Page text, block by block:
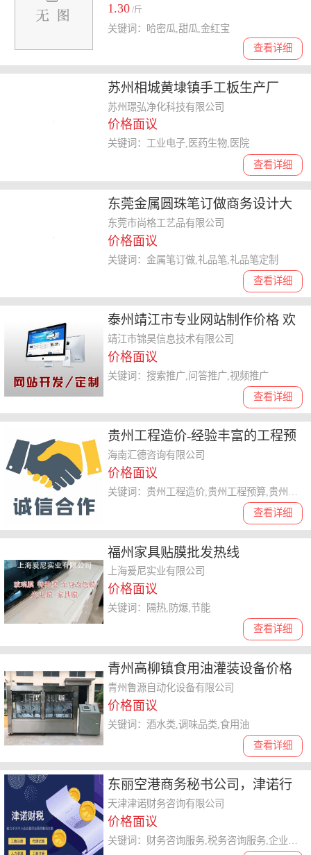
1.30 /斤
查看详细
关键词：哈密瓜,甜瓜,金红宝
苏州相城黄埭镇手工板生产厂
家，具体有什么用途——璟弘净
化
苏州璟弘净化科技有限公司
价格面议
查看详细
关键词：工业电子,医药生物,医院
东莞金属圆珠笔订做商务设计大
气时尚尽在尚格礼业
东莞市尚格工艺品有限公司
价格面议
查看详细
关键词：金属笔订做,礼品笔,礼品笔定制
泰州靖江市专业网站制作价格 欢
迎分享
靖江市锦昊信息技术有限公司
价格面议
查看详细
关键词：搜索推广,问答推广,视频推广
贵州工程造价-经验丰富的工程预
算公司
海南汇德咨询有限公司
价格面议
查看详细
福州家具贴膜批发热线
上海爰尼实业有限公司
价格面议
查看详细
关键词：隔热,防爆,节能
青州高柳镇食用油灌装设备价格
欢迎了解
青州鲁源自动化设备有限公司
价格面议
查看详细
关键词：酒水类,调味品类,食用油
东丽空港商务秘书公司，津诺行
业成员之一品牌
天津津诺财务咨询有限公司
价格面议